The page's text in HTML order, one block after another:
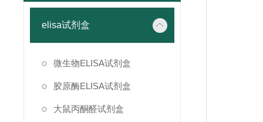
elisa试剂盒
微生物ELISA试剂盒
胶原酶ELISA试剂盒
大鼠丙酮醛试剂盒